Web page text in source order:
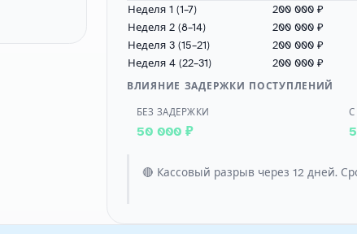
Неделя 1 (1–7) 200 000 ₽
Неделя 2 (8–14)
200 000 ₽
Неделя 3 (15–21)
200 000 ₽
Неделя 4 (22–31)
200 000 ₽
ВЛИЯНИЕ ЗАДЕРЖКИ ПОСТУПЛЕНИЙ
БЕЗ ЗАДЕРЖКИ
50 000 ₽
С
🔴 Кассовый разрыв через 12 дней.